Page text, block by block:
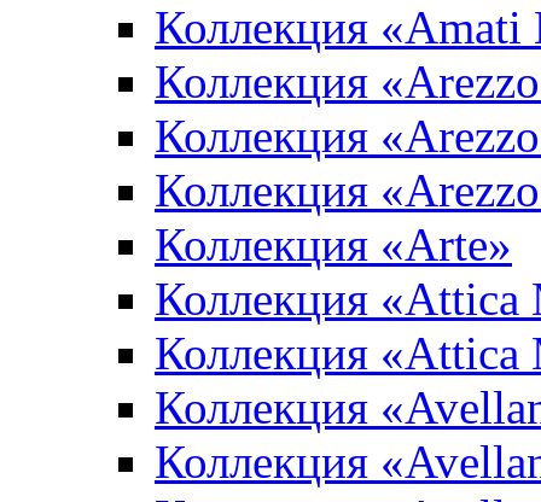
Коллекция «Amati
Коллекция
Коллекция
Коллекция
Коллекция «Arte»
Коллекция «Attica
Коллекция «Attica
Коллекция
Коллекция